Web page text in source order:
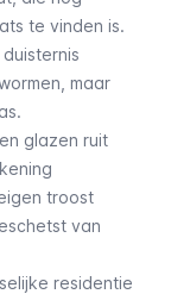
te vinden is.
maar
glazen ruit
troost
van
residentie